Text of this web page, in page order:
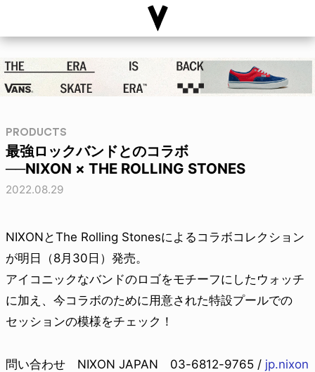
PRODUCTS
最強ロックバンドとのコラボ
──NIXON × THE ROLLING STONES
2022.08.29
NIXONとThe Rolling Stonesによるコラボコレクション
が明日（8月30日）発売。
アイコニックなバンドのロゴをモチーフにしたウォッチ
に加え、今コラボのために用意された特設プールでの
セッションの模様をチェック！
問い合わせ NIXON JAPAN 03-6812-9765 / jp.nixon